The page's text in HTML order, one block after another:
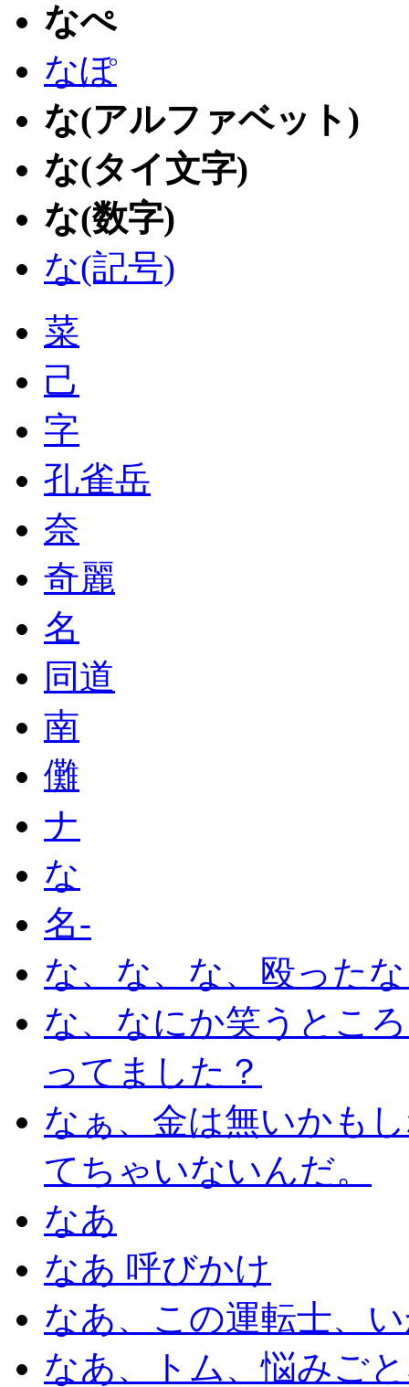
なぺ
なぽ
な(アルファベット)
な(タイ文字)
な(数字)
な(記号)
菜
己
字
孔雀岳
奈
奇麗
名
同道
南
儺
ナ
な
名-
な、な、な、殴った
な、なにか笑うとこ
ってました？
なぁ、金は無いかも
てちゃいないんだ。
なあ
なあ 呼びかけ
なあ、この運転士、
なあ、トム、悩みご